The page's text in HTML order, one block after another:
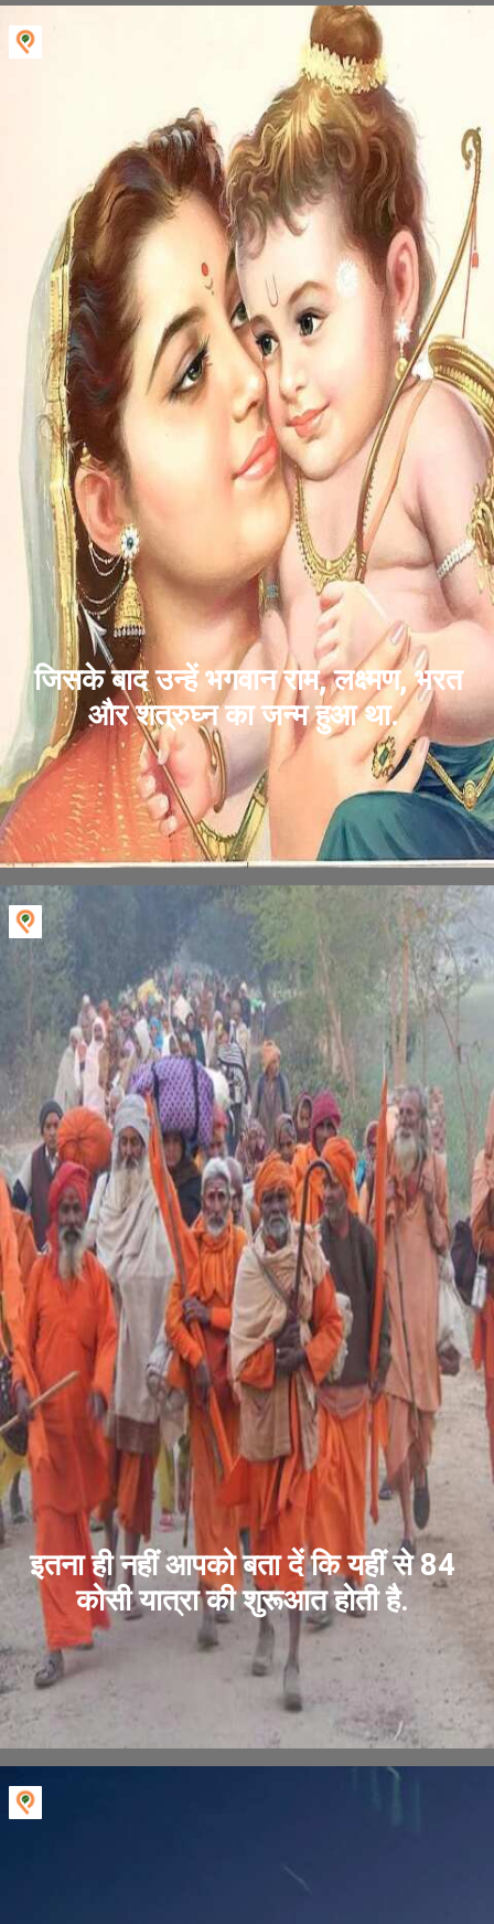
जिसके बाद उन्हें भगवान राम, लक्ष्मण, भरत
और शत्रुघ्न का जन्म हुआ था.
इतना ही नहीं आपको बता दें कि यहीं से 84
कोसी यात्रा की शुरूआत होती है.